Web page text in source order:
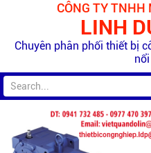
CÔNG TY
LINH
Chuyên phân phối thiết bị